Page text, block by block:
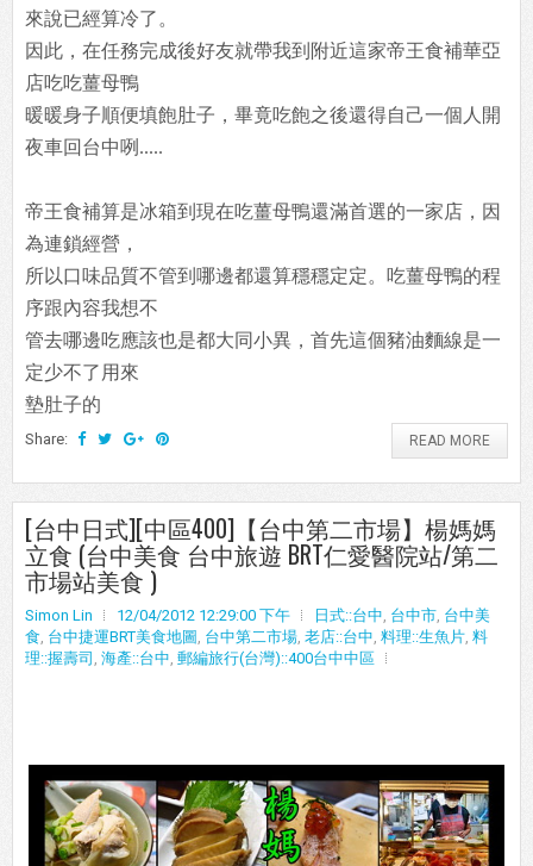
來說已經算冷了。
因此，在任務完成後好友就帶我到附近這家帝王食補華亞
店吃吃薑母鴨
暖暖身子順便填飽肚子，畢竟吃飽之後還得自己一個人開
夜車回台中咧.....
帝王食補算是冰箱到現在吃薑母鴨還滿首選的一家店，因
為連鎖經營，
所以口味品質不管到哪邊都還算穩穩定定。吃薑母鴨的程
序跟內容我想不
管去哪邊吃應該也是都大同小異，首先這個豬油麵線是一
定少不了用來
墊肚子的
Share: READ MORE
[台中日式][中區400]【台中第二市場】楊媽媽
立食 (台中美食 台中旅遊 BRT仁愛醫院站/第二
市場站美食 )
Simon Lin 12/04/2012 12:29:00 下午 日式::台中, 台中市, 台中美
食, 台中捷運BRT美食地圖 , 台中第二市場, 老店::台中, 料理::生魚片, 料
理::握壽司 , 海產::台中, 郵編旅行(台灣)::400台中中區